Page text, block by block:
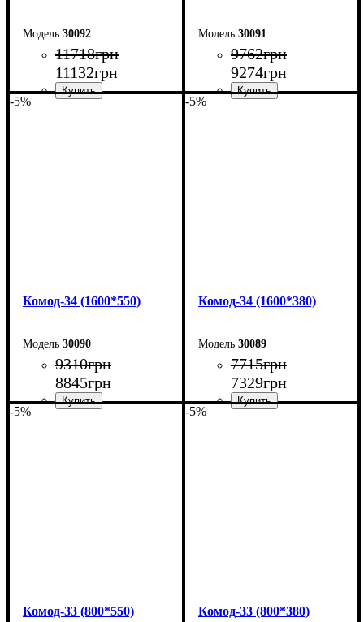
30092
11718грн
11132грн
30091
9762грн
9274грн
-5%
Комод-34 (1600*550)
30090
9310грн
8845грн
-5%
Комод-34 (1600*380)
30089
7715грн
7329грн
-5%
Комод-33 (800*550)
-5%
Комод-33 (800*380)